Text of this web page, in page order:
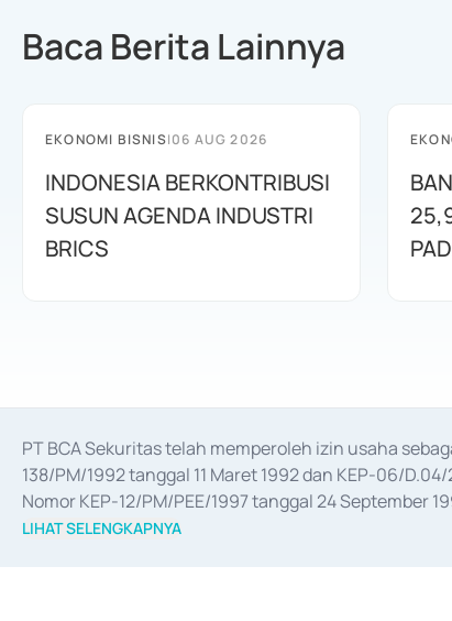
Baca Berita Lainnya
EKONOMI BISNIS|06 AUG 2026
INDONESIA BERKONTRIBUSI
SUSUN AGENDA INDUSTRI
BRICS
PT BCA Sekuritas telah memperoleh izin usaha
138/PM/1992 tanggal 11 Maret 1992 dan KEP-06/
Nomor KEP-12/PM/PEE/1997 tanggal 24 September
merger, akuisisi, divestasi, dan
LIHAT SELENGKAPNYA